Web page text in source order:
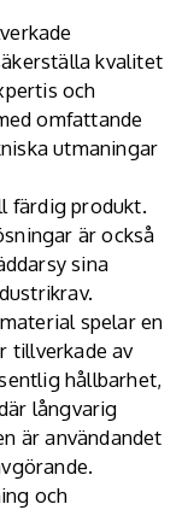
kvalitet
och
omfattande
utmaningar
färdig produkt.
är också
sina
spelar en
tillverkade av
hållbarhet,
långvarig
är användandet
och